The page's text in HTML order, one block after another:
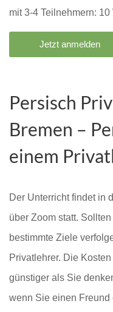
mit 3-4 Teilnehmern: 10
Jetzt anmelden
Persisch
Bremen –
einem
Der Unterricht findet in
über Zoom statt.
bestimmte Ziele
Privatlehrer. Die
günstiger als Sie
wenn Sie einen